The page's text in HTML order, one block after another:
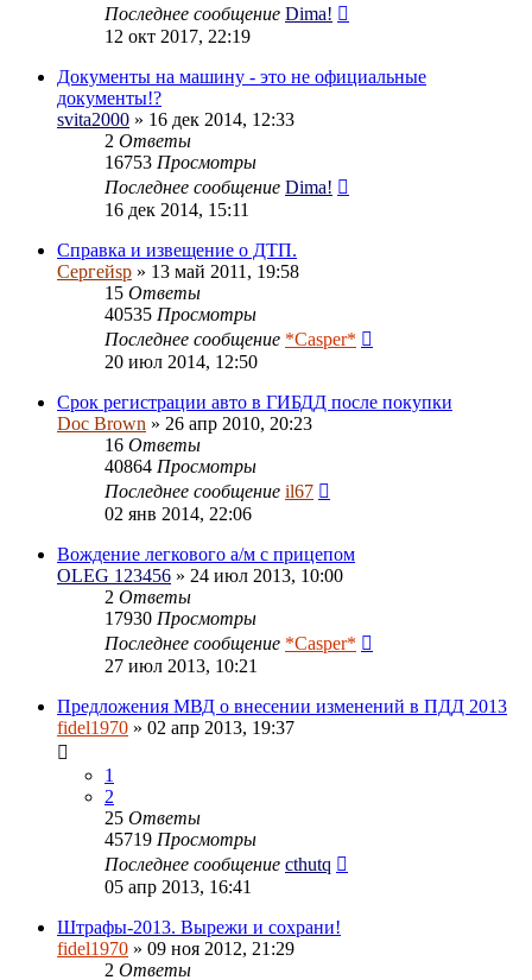
Последнее сообщение Dima!
12 окт 2017, 22:19
Документы на машину - это не официальные
документы!?
svita2000 » 16 дек 2014, 12:33
2 Ответы
16753 Просмотры
Последнее сообщение Dima!
16 дек 2014, 15:11
Справка и извещение о ДТП.
Сергейsp » 13 май 2011, 19:58
15 Ответы
40535 Просмотры
Последнее сообщение *Casper*
20 июл 2014, 12:50
Срок регистрации авто в ГИБДД после покупки
Doc Brown » 26 апр 2010, 20:23
16 Ответы
40864 Просмотры
Последнее сообщение il67
02 янв 2014, 22:06
Вождение легкового а/м с прицепом
OLEG 123456 » 24 июл 2013, 10:00
2 Ответы
17930 Просмотры
Последнее сообщение *Casper*
27 июл 2013, 10:21
Предложения МВД о внесении изменений в ПДД 2013
fidel1970 » 02 апр 2013, 19:37
1
2
25 Ответы
45719 Просмотры
Последнее сообщение cthutq
05 апр 2013, 16:41
Штрафы-2013. Вырежи и сохрани!
fidel1970 » 09 ноя 2012, 21:29
2 Ответы